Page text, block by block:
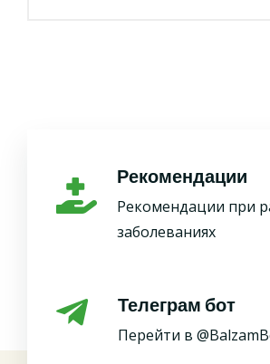
Рекомендации
Рекомендации при
заболеваниях
Телеграм бот
Перейти в